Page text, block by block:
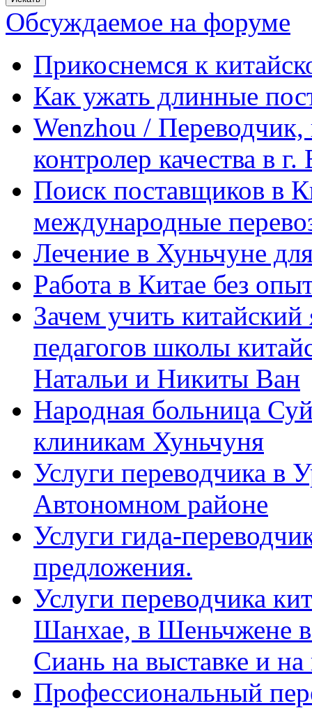
Обсуждаемое на форуме
Прикоснемся к
Как ужать длинные
Wenzhou / Переводчик,
контролер качества в
Поиск поставщиков в
международные
Лечение в Хуньчуне
Работа в Китае без
Зачем учить
педагогов школы
Натальи и Никиты Ван
Народная больница
клиникам Хуньчуня
Услуги переводчика в
Автономном районе
Услуги гида-
предложения.
Услуги переводчика
Шанхае, в Шеньчжене
Сиань на выставке и
Профессиональный